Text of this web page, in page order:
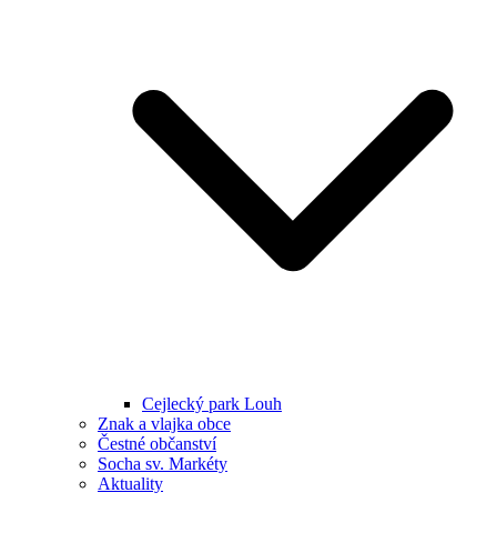
Cejlecký park Louh
Znak a vlajka obce
Čestné občanství
Socha sv. Markéty
Aktuality